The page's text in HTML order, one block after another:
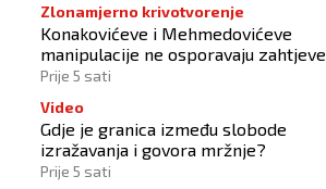
Zlonamjerno krivotvorenje
Konakovićeve i Mehmedovićeve
manipulacije ne osporavaju zahtjeve
Hrvata
Prije 5 sati
Video
Gdje je granica između slobode
izražavanja i govora mržnje?
Prije 5 sati